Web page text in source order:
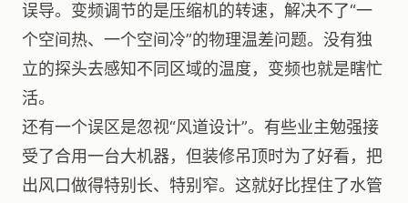
误导。变频调节的是压缩机的转速，解决不了“一
个空间热、一个空间冷”的物理温差问题。没有独
立的探头去感知不同区域的温度，变频也就是瞎忙
活。
还有一个误区是忽视“风道设计”。有些业主勉强接
受了合用一台大机器，但装修吊顶时为了好看，把
出风口做得特别长、特别窄。这就好比捏住了水管